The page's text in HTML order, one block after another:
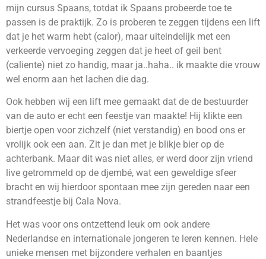
mijn cursus Spaans, totdat ik Spaans probeerde toe te
passen is de praktijk. Zo is proberen te zeggen tijdens een lift
dat je het warm hebt (calor), maar uiteindelijk met een
verkeerde vervoeging zeggen dat je heet of geil bent
(caliente) niet zo handig, maar ja..haha.. ik maakte die vrouw
wel enorm aan het lachen die dag.
Ook hebben wij een lift mee gemaakt dat de de bestuurder
van de auto er echt een feestje van maakte! Hij klikte een
biertje open voor zichzelf (niet verstandig) en bood ons er
vrolijk ook een aan. Zit je dan met je blikje bier op de
achterbank. Maar dit was niet alles, er werd door zijn vriend
live getrommeld op de djembé, wat een geweldige sfeer
bracht en wij hierdoor spontaan mee zijn gereden naar een
strandfeestje bij Cala Nova.
Het was voor ons ontzettend leuk om ook andere
Nederlandse en internationale jongeren te leren kennen. Hele
unieke mensen met bijzondere verhalen en baantjes